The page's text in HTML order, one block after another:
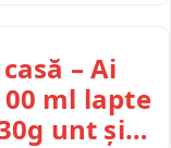
– Ai
ml lapte
unt și…